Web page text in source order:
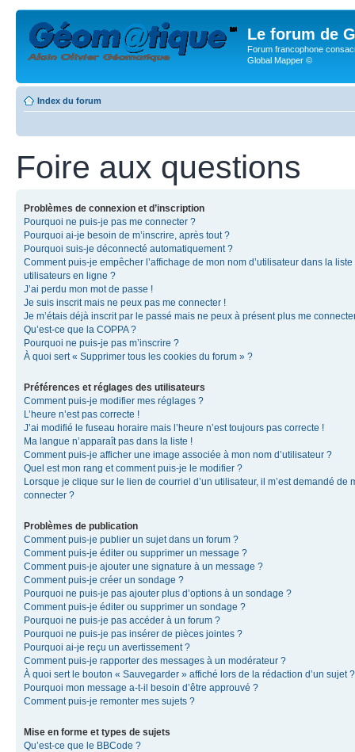
Le forum de
Forum francophone
Global Mapper ©
Index du forum
Foire aux questions
Problèmes de connexion et d’inscription
Pourquoi ne puis-je pas me connecter ?
Pourquoi ai-je besoin de m’inscrire, après tout ?
Pourquoi suis-je déconnecté automatiquement ?
Comment puis-je empêcher l’affichage de mon nom d’utilisateur dans la liste
utilisateurs en ligne ?
J’ai perdu mon mot de passe !
Je suis inscrit mais ne peux pas me connecter !
Je m’étais déjà inscrit par le passé mais ne peux à présent plus me
Qu’est-ce que la COPPA ?
Pourquoi ne puis-je pas m’inscrire ?
À quoi sert « Supprimer tous les cookies du forum » ?
Préférences et réglages des utilisateurs
Comment puis-je modifier mes réglages ?
L’heure n’est pas correcte !
J’ai modifié le fuseau horaire mais l’heure n’est toujours pas correcte !
Ma langue n’apparaît pas dans la liste !
Comment puis-je afficher une image associée à mon nom d’utilisateur ?
Quel est mon rang et comment puis-je le modifier ?
Lorsque je clique sur le lien de courriel d’un utilisateur, il m’est demandé de
connecter ?
Problèmes de publication
Comment puis-je publier un sujet dans un forum ?
Comment puis-je éditer ou supprimer un message ?
Comment puis-je ajouter une signature à un message ?
Comment puis-je créer un sondage ?
Pourquoi ne puis-je pas ajouter plus d’options à un sondage ?
Comment puis-je éditer ou supprimer un sondage ?
Pourquoi ne puis-je pas accéder à un forum ?
Pourquoi ne puis-je pas insérer de pièces jointes ?
Pourquoi ai-je reçu un avertissement ?
Comment puis-je rapporter des messages à un modérateur ?
À quoi sert le bouton « Sauvegarder » affiché lors de la rédaction d’un sujet ?
Pourquoi mon message a-t-il besoin d’être approuvé ?
Comment puis-je remonter mes sujets ?
Mise en forme et types de sujets
Qu’est-ce que le BBCode ?